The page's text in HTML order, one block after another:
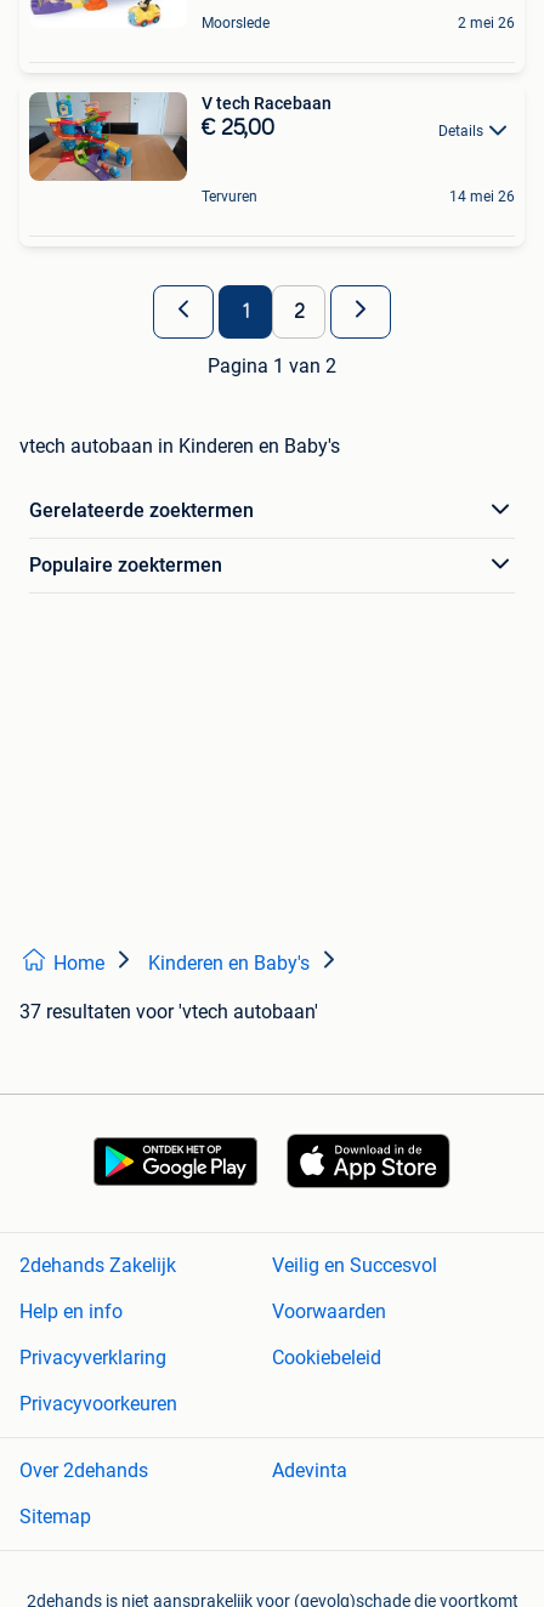
Moorslede 2 mei 26
V tech Racebaan
€ 25,00 Details
Tervuren 14 mei 26
1 2
Pagina 1 van 2
vtech autobaan in Kinderen en Baby's
Gerelateerde zoektermen
Populaire zoektermen
Home Kinderen en Baby's
37 resultaten voor 'vtech autobaan'
2dehands Zakelijk
Veilig en Succesvol
Help en info
Voorwaarden
Privacyverklaring
Cookiebeleid
Privacyvoorkeuren
Over 2dehands
Adevinta
Sitemap
2dehands is niet aansprakelijk voor (gevolg)schade die voortkomt